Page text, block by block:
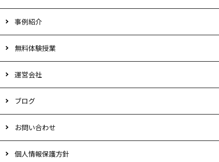
事例紹介
無料体験授業
運営会社
ブログ
お問い合わせ
個人情報保護方針